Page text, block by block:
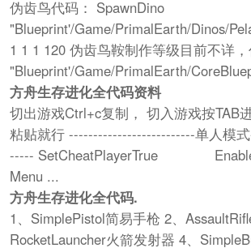
伪齿鸟代码： SpawnDino
"Blueprint'/Game/PrimalEarth/Dinos/
1 1 1 120 伪齿鸟鞍制作等级目前不详
"Blueprint'/Game/PrimalEarth/
方舟生存进化全代码资料
切出游戏Ctrl+c复制， 切入游戏按TAB
粘贴就行 --------------------------单人模
----- SetCheatPlayerTrue
Menu ...
方舟生存进化全代码.
1、SimplePistol简易手枪 2、
RocketLauncher火箭发射器 4、